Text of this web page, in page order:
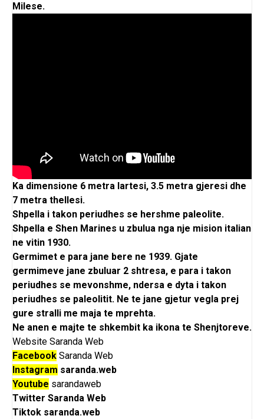
Milese.
Ka dimensione 6 metra lartesi, 3.5 metra gjeresi dhe
7 metra thellesi.
Shpella i takon periudhes se hershme paleolite.
Shpella e Shen Marines u zbulua nga nje mision italian
ne vitin 1930.
Germimet e para jane bere ne 1939. Gjate
germimeve jane zbuluar 2 shtresa, e para i takon
periudhes se mevonshme, ndersa e dyta i takon
periudhes se paleolitit. Ne te jane gjetur vegla prej
gure stralli me maja te mprehta.
Ne anen e majte te shkembit ka ikona te Shenjtoreve.
Website Saranda Web
Facebook Saranda Web
Instagram saranda.web
Youtube sarandaweb
Twitter Saranda Web
Tiktok saranda.web